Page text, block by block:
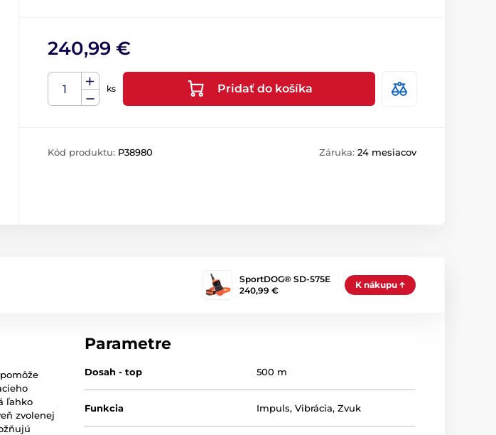
240,99 €
ks Pridať do košíka
Kód produktu: P38980 Záruka: 24 mesiacov
SportDOG® SD-575E
240,99 €
K nákupu
ľahko
zvolenej
Parametre
Dosah - top 500 m
Funkcia Impuls,Vibrácia,Zvuk